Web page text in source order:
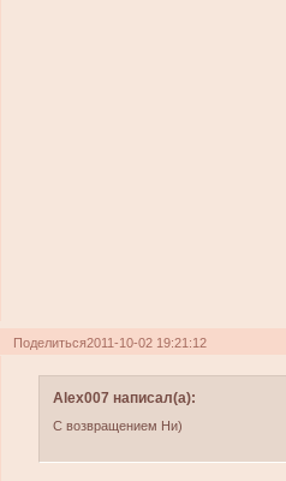
Поделиться2011-10-02 19:21:12
Alex007 написал(а):
С возвращением Ни)